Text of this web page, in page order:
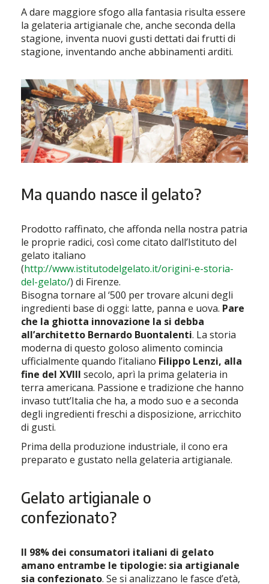
A dare maggiore sfogo alla fantasia risulta essere
la gelateria artigianale che, anche seconda della
stagione, inventa nuovi gusti dettati dai frutti di
stagione, inventando anche abbinamenti arditi.
Ma quando nasce il gelato?
Prodotto raffinato, che affonda nella nostra patria
le proprie radici, così come citato dall’Istituto del
gelato italiano
(http://www.istitutodelgelato.it/origini-e-storia-
del-gelato/) di Firenze.
Bisogna tornare al ‘500 per trovare alcuni degli
ingredienti base di oggi: latte, panna e uova. Pare
che la ghiotta innovazione la si debba
all’architetto Bernardo Buontalenti. La storia
moderna di questo goloso alimento comincia
ufficialmente quando l’italiano Filippo Lenzi, alla
fine del XVIII secolo, aprì la prima gelateria in
terra americana. Passione e tradizione che hanno
invaso tutt’Italia che ha, a modo suo e a seconda
degli ingredienti freschi a disposizione, arricchito
di gusti.
Prima della produzione industriale, il cono era
preparato e gustato nella gelateria artigianale.
Gelato artigianale o
confezionato?
Il 98% dei consumatori italiani di gelato
amano entrambe le tipologie: sia artigianale
sia confezionato. Se si analizzano le fasce d’età,